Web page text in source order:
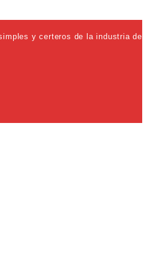
y certeros de la industria de